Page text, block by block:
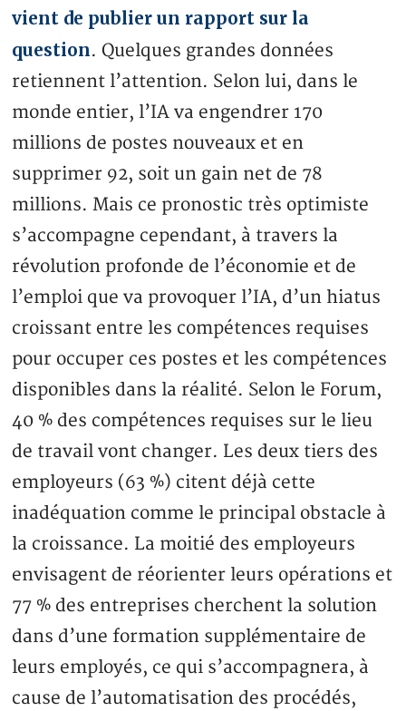
vient de publier un rapport sur la
question. Quelques grandes données
retiennent l’attention. Selon lui, dans le
monde entier, l’IA va engendrer 170
millions de postes nouveaux et en
supprimer 92, soit un gain net de 78
millions. Mais ce pronostic très optimiste
s’accompagne cependant, à travers la
révolution profonde de l’économie et de
l’emploi que va provoquer l’IA, d’un hiatus
croissant entre les compétences requises
pour occuper ces postes et les compétences
disponibles dans la réalité. Selon le Forum,
40 % des compétences requises sur le lieu
de travail vont changer. Les deux tiers des
employeurs (63 %) citent déjà cette
inadéquation comme le principal obstacle à
la croissance. La moitié des employeurs
envisagent de réorienter leurs opérations et
77 % des entreprises cherchent la solution
dans d’une formation supplémentaire de
leurs employés, ce qui s’accompagnera, à
cause de l’automatisation des procédés,